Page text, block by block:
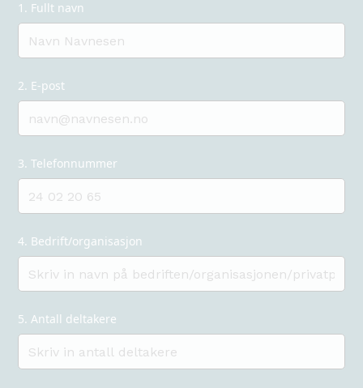
1. Fullt navn
2. E-post
3. Telefonnummer
4. Bedrift/organisasjon
5. Antall deltakere